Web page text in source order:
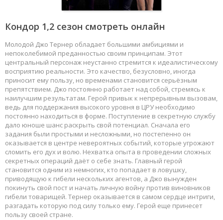
Кондор 1,2 сезон смотреть онлайн
Молодой Джо Тернер обладает большими амбициями и
непоколебимой преданностью своим принципам. Этот
центральный персонаж неустанно стремится к идеалистическому
восприятию реальности. Это качество, безусловно, иногда
приносит ему пользу, но временами становится серьёзным
препятствием. Джо постоянно работает над собой, стремясь к
наилучшим результатам. Герой привык к непрерывным вызовам,
ведь для поддержания высокого уровня в ЦРУ необходимо
постоянно находиться в форме. Поступление в секретную службу
дало юноше шанс раскрыть свой потенциал. Сначала его
задания были простыми и несложными, но постепенно он
оказывается в центре невероятных событий, которые угрожают
сломить его дух и волю. Нехватка опыта в проведении сложных
секретных операций даёт о себе знать. Главный герой
становится одним из немногих, кто попадает в ловушку,
приводящую к гибели нескольких агентов, а Джо вынужден
покинуть свой пост и начать личную войну против виновников
гибели товарищей. Тернер оказывается в самом сердце интриги,
разгадать которую под силу только ему. Герой еще принесет
пользу своей стране.